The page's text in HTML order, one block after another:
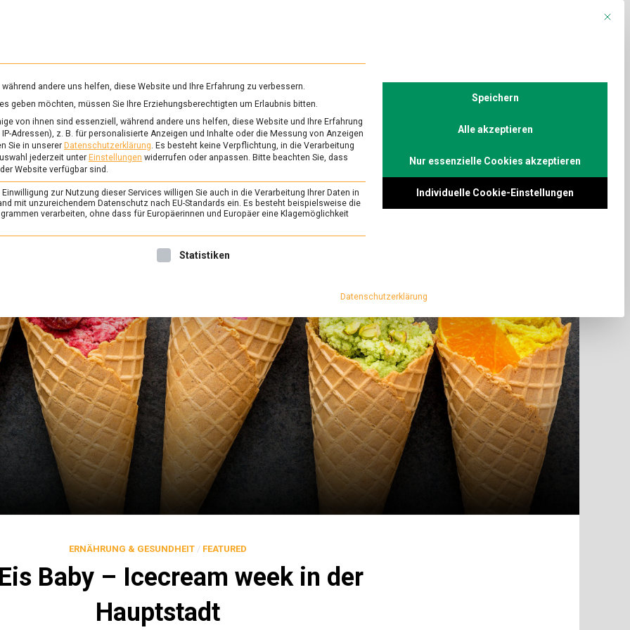
ERNÄHRUNG & GESUNDHEIT/ FEATURED
Baby – Icecream week in der
Hauptstadt
Mit
andere uns helfen, diese Website und Ihre Erfahrung zu verbessern.
geben möchten, müssen Sie Ihre Erziehungsberechtigten um Erlaubnis bitten.
von ihnen sind essenziell, während andere uns helfen, diese Website und Ihre Erfahrung
Adressen), z. B. für personalisierte Anzeigen und Inhalte oder die Messung von Anzeigen
Sie in unserer Datenschutzerklärung. Es besteht keine Verpflichtung, in die Verarbeitung
jederzeit unter Einstellungen widerrufen oder anpassen. Bitte beachten Sie, dass
Website verfügbar sind.
zur Nutzung dieser Services willigen Sie auch in die Verarbeitung Ihrer Daten in
mit unzureichendem Datenschutz nach EU-Standards ein. Es besteht beispielsweise die
verarbeiten, ohne dass für Europäerinnen und Europäer eine Klagemöglichkeit
erteilt werden kann. Die erste Service-Gruppe ist essenziell und kann nicht abgewählt werden.
Statistiken
Speichern
Alle akzeptieren
Nur essenzielle Cookies akzeptieren
Individuelle Cookie-Einstellungen
Datenschutzerklärung